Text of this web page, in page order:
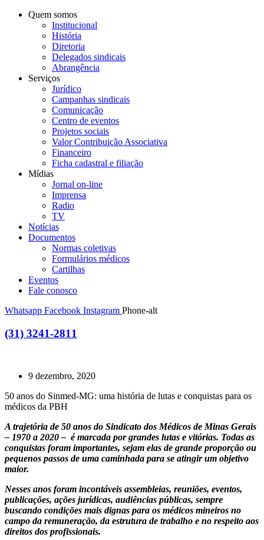
Quem somos
Institucional
História
Diretoria
Delegados sindicais
Abrangência
Serviços
Jurídico
Campanhas sindicais
Comunicação
Centro de eventos
Projetos sociais
Valor Contribuição Associativa
Financeiro
Ficha cadastral e filiação
Mídias
Jornal on-line
Imprensa
Radio
TV
Notícias
Documentos
Normas coletivas
Formulários médicos
Cartilhas
Eventos
Fale conosco
Whatsapp Facebook Instagram Phone-alt
(31) 3241-2811
9 dezembro, 2020
50 anos do Sinmed-MG: uma história de lutas e conquistas para os
médicos da PBH
A trajetória de 50 anos do Sindicato dos Médicos de Minas Gerais
– 1970 a 2020 – é marcada por grandes lutas e vitórias. Todas as
conquistas foram importantes, sejam elas de grande proporção ou
pequenos passos de uma caminhada para se atingir um objetivo
maior.
Nesses anos foram incontáveis assembleias, reuniões, eventos,
publicações, ações jurídicas, audiências públicas, sempre
buscando condições mais dignas para os médicos mineiros no
campo da remuneração, da estrutura de trabalho e no respeito aos
direitos dos profissionais.